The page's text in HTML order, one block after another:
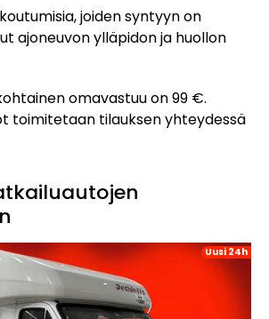
joiden syntyyn on
ajoneuvon ylläpidon ja huollon
omavastuu on 99 €.
toimitetaan tilauksen yhteydessä
Uusi 24h